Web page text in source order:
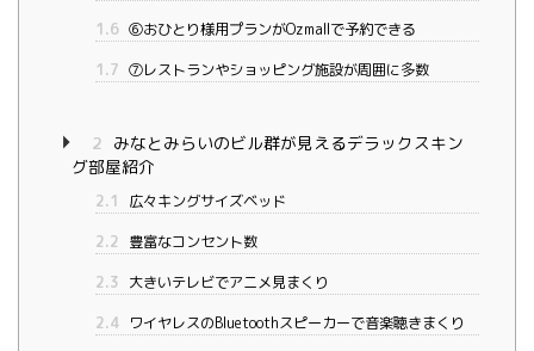
1.6 ⑥おひとり様用プランがOzmallで予約できる
1.7 ⑦レストランやショッピング施設が周囲に多数
2 みなとみらいのビル群が見えるデラックスキン
グ部屋紹介
2.1
広々キングサイズベッド
2.2 豊富なコンセント数
2.3 大きいテレビでアニメ見まくり
2.4 ワイヤレスのBluetoothスピーカーで音楽聴きまくり